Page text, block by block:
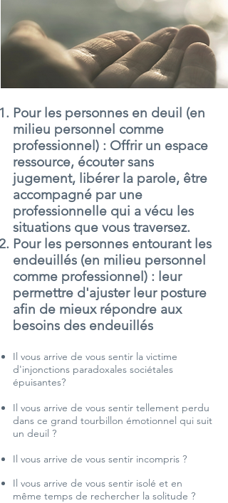
Pour les personnes en deuil (en
milieu personnel comme
professionnel) : Offrir un espace
ressource, écouter sans
jugement, libérer la parole, être
accompagné par une
professionnelle qui a vécu les
situations que vous traversez.
Pour les personnes entourant les
endeuillés (en milieu personnel
comme professionnel) : leur
permettre d'ajuster leur posture
afin de mieux répondre aux
besoins des endeuillés
Il vous arrive de vous sentir la victime
d'injonctions paradoxales sociétales
épuisantes?
Il vous arrive de vous sentir tellement perdu
dans ce grand tourbillon émotionnel qui suit
un deuil ?
Il vous arrive de vous sentir incompris ?
Il vous arrive de vous sentir isolé et en
même temps de rechercher la solitude ?